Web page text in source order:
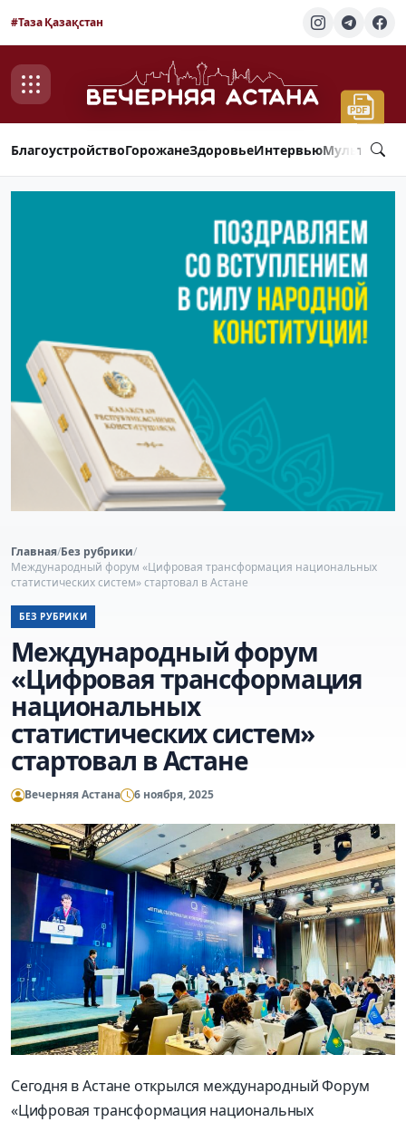
#Таза Қазақстан
БлагоустройствоГорожанеЗдоровьеИнтервью
Главная/Без рубрики/
Международный форум «Цифровая трансформация национальных
статистических систем» стартовал в Астане
БЕЗ РУБРИКИ
Международный форум
«Цифровая трансформация
национальных
статистических систем»
стартовал в Астане
Вечерняя Астана 6 ноября, 2025
Сегодня в Астане открылся международный Форум
«Цифровая трансформация национальных